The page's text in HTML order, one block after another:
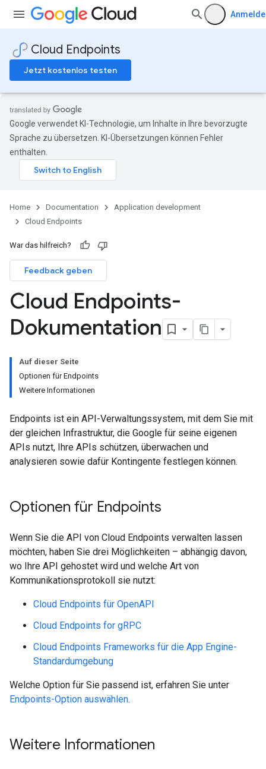
Cloud Endpoints
Jetzt kostenlos testen
Google verwendet KI-Technologie, um Inhalte in Ihre bevorzugte
Sprache zu übersetzen. KI-Übersetzungen können Fehler
enthalten.
Home Documentation
Application development
Cloud Endpoints
War das hilfreich?
Feedback geben
Cloud Endpoints-
Dokumentation
Auf dieser Seite
Optionen für Endpoints
Weitere Informationen
Endpoints ist ein API-Verwaltungssystem, mit dem Sie mit
der gleichen Infrastruktur, die Google für seine eigenen
APIs nutzt, Ihre APIs schützen, überwachen und
analysieren sowie dafür Kontingente festlegen können.
Optionen für Endpoints
Wenn Sie die API von Cloud Endpoints verwalten lassen
möchten, haben Sie drei Möglichkeiten – abhängig davon,
wo Ihre API gehostet wird und welche Art von
Kommunikationsprotokoll sie nutzt:
Cloud Endpoints für OpenAPI
Cloud Endpoints for gRPC
Cloud Endpoints Frameworks für die App Engine-
Standardumgebung
Welche Option für Sie passend ist, erfahren Sie unter
Endpoints-Option auswählen.
Weitere Informationen